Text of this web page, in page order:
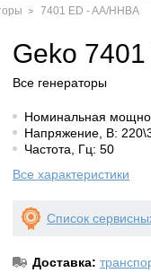
7401 ED - AA/HHBA
Geko
Все генераторы
Номинальная
Напряжение, В:
Частота, Гц: 50
Все характеристики
Список
Доставка: